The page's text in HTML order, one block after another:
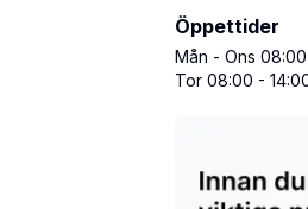
Öppettider
Mån - Ons
Tor 08:00 -